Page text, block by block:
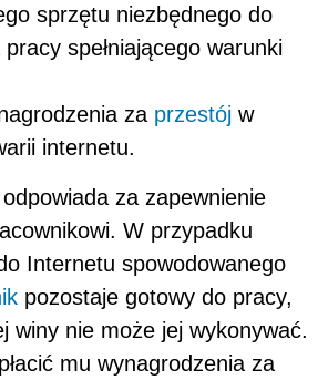
sprzętu niezbędnego do
spełniającego warunki
za przestój w
internetu.
odpowiada za zapewnienie
W przypadku
Internetu spowodowanego
pozostaje gotowy do pracy,
winy nie może jej wykonywać.
mu wynagrodzenia za